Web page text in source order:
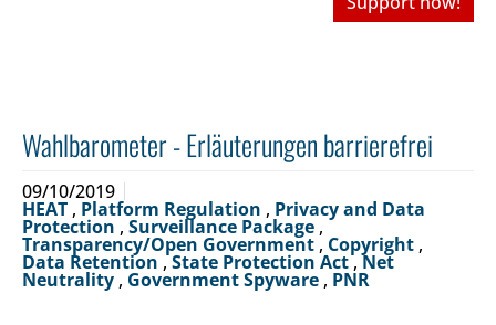
Wahlbarometer - Erläuterungen barrierefrei
09/10/2019
HEAT , Platform Regulation , Privacy and Data
Protection , Surveillance Package ,
Transparency/Open Government , Copyright ,
Data Retention ,State Protection Act,Net
Neutrality , Government Spyware , PNR